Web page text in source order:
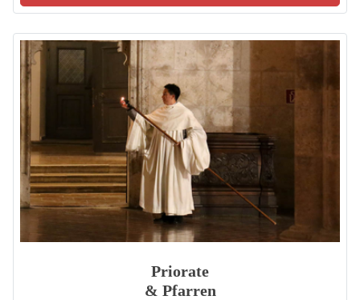
Priorate
& Pfarren